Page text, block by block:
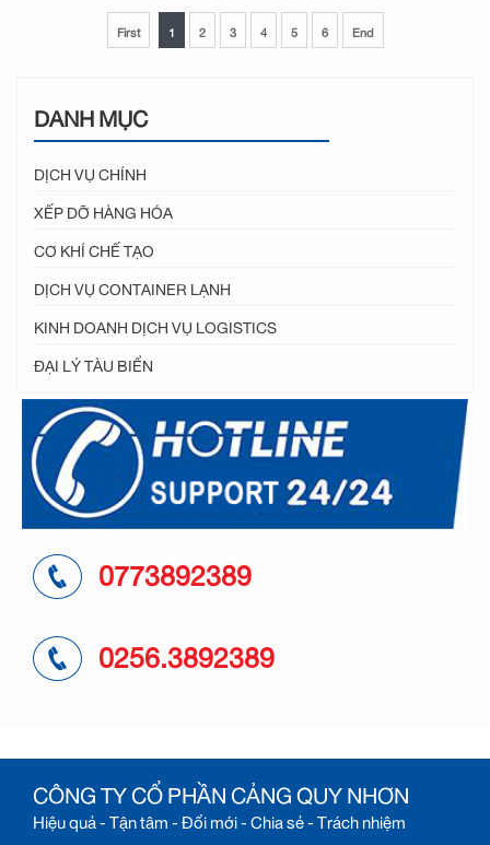
First 1 2 3 4 5 6 End
DANH MỤC
DỊCH VỤ CHÍNH
XẾP DỠ HÀNG HÓA
CƠ KHÍ CHẾ TẠO
DỊCH VỤ CONTAINER LẠNH
KINH DOANH DỊCH VỤ LOGISTICS
ĐẠI LÝ TÀU BIỂN
0773892389
0256.3892389
CÔNG TY CỔ PHẦN CẢNG QUY NHƠN
Hiệu quả - Tận tâm - Đổi mới - Chia sẻ - Trách nhiệm